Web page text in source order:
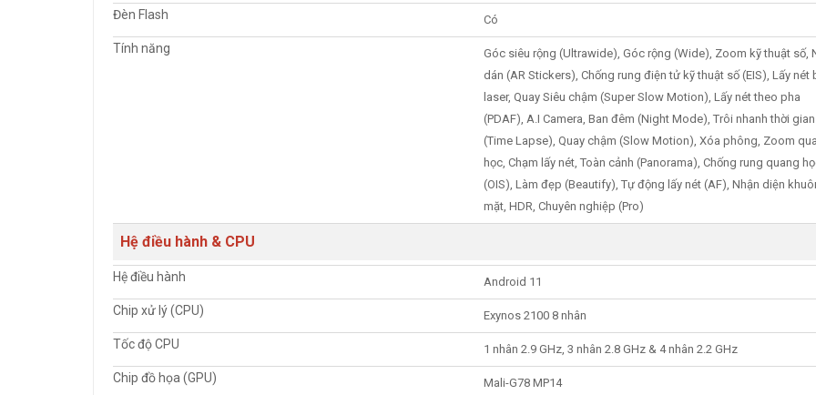
Đèn Flash Có
Tính năng
Góc siêu rộng (Ultrawide), Góc rộng (Wide), Zoom kỹ thuật số,
dán (AR Stickers), Chống rung điện tử kỹ thuật số (EIS), Lấy nét
laser, Quay Siêu chậm (Super Slow Motion), Lấy nét theo pha
(PDAF), A.I Camera, Ban đêm (Night Mode), Trôi nhanh thời gian
(Time Lapse), Quay chậm (Slow Motion), Xóa phông, Zoom
học, Chạm lấy nét, Toàn cảnh (Panorama), Chống rung quang
(OIS), Làm đẹp (Beautify), Tự động lấy nét (AF), Nhận diện
mặt, HDR, Chuyên nghiệp (Pro)
Hệ điều hành & CPU
Hệ điều hành Android 11
Chip xử lý (CPU) Exynos 2100 8 nhân
Tốc độ CPU 1 nhân 2.9 GHz, 3 nhân 2.8 GHz & 4 nhân 2.2 GHz
Chip đồ họa (GPU) Mali-G78 MP14